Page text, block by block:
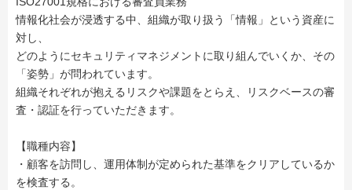
情報化社会が浸透する中、組織が取り扱う「情報」という資産に
対し、
どのようにセキュリティマネジメントに取り組んでいくか、その
「姿勢」が問われています。
組織それぞれが抱えるリスクや課題をとらえ、リスクベースの審
査・認証を行っていただきます。
【職種内容】
・顧客を訪問し、運用体制が定められた基準をクリアしているか
を検査する。